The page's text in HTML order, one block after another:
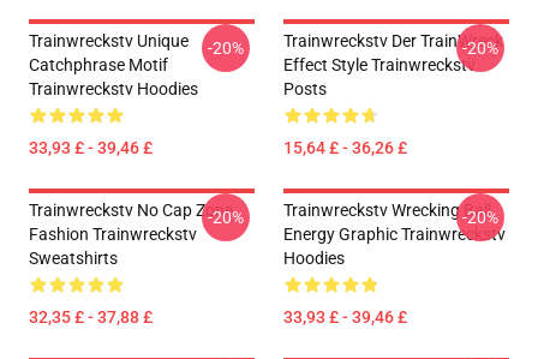
Trainwreckstv Unique
Catchphrase Motif
Trainwreckstv Hoodies
33,93 £ - 39,46 £
-20%
Trainwreckstv Der TrainWreck
Effect Style Trainwreckstv
Posts
15,64 £ - 36,26 £
-20%
Trainwreckstv No Cap Zone
Fashion Trainwreckstv
Sweatshirts
32,35 £ - 37,88 £
-20%
Trainwreckstv Wrecking Ball
Energy Graphic Trainwreckstv
Hoodies
33,93 £ - 39,46 £
-20%